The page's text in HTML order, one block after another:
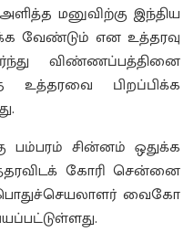
மனுவிற்கு இந்திய
வேண்டும் என உத்தரவு
விண்ணப்பத்தினை
உத்தரவை பிறப்பிக்க
பம்பரம் சின்னம் ஒதுக்க
கோரி சென்னை
பொதுச்செயலாளர் வைகோ